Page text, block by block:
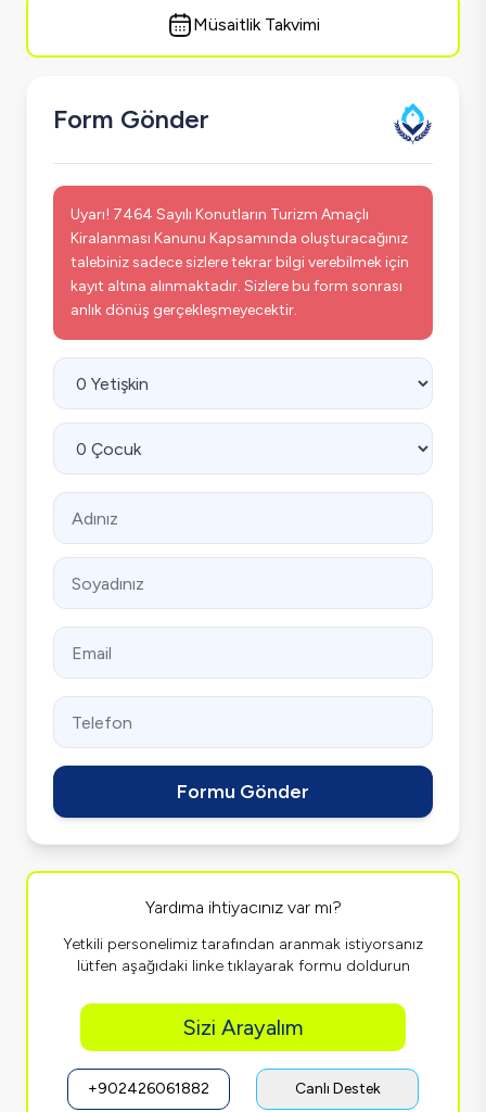
Müsaitlik Takvimi
Form Gönder
Uyarı! 7464 Sayılı Konutların Turizm Amaçlı
Kiralanması Kanunu Kapsamında oluşturacağınız
talebiniz sadece sizlere tekrar bilgi verebilmek için
kayıt altına alınmaktadır. Sizlere bu form sonrası
anlık dönüş gerçekleşmeyecektir.
Formu Gönder
Yardıma ihtiyacınız var mı?
Yetkili personelimiz tarafından aranmak istiyorsanız
lütfen aşağıdaki linke tıklayarak formu doldurun
Sizi Arayalım
+902426061882 Canlı Destek